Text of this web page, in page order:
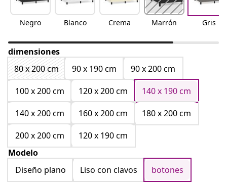
Negro Blanco Crema Marrón Gris
dimensiones
80 x 200 cm
90 x 190 cm
90 x 200 cm
100 x 200 cm
120 x 200 cm
140 x 190 cm
140 x 200 cm
160 x 200 cm
180 x 200 cm
200 x 200 cm
120 x 190 cm
Modelo
Diseño plano
Liso con clavos botones